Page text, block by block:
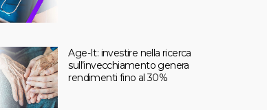
Age-It: investire nella ricerca
sull’invecchiamento genera
rendimenti fino al 30%